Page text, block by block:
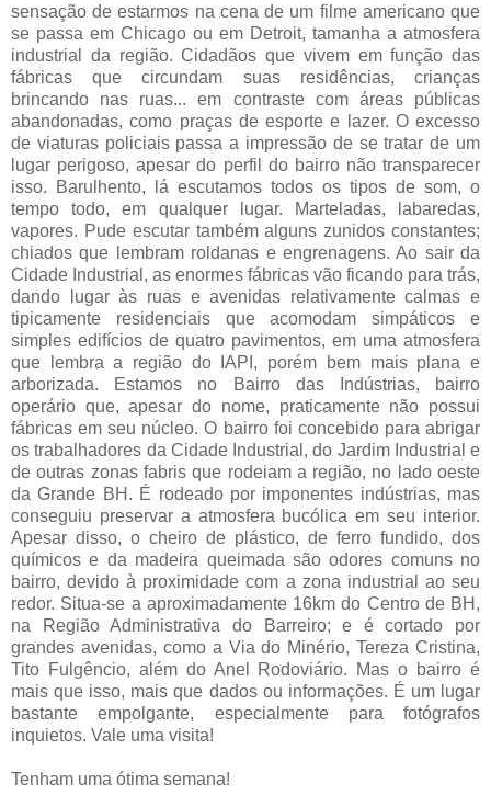
sensação de estarmos na cena de um filme americano que
se passa em Chicago ou em Detroit, tamanha a atmosfera
industrial da região. Cidadãos que vivem em função das
fábricas que circundam suas residências, crianças
brincando nas ruas... em contraste com áreas públicas
abandonadas, como praças de esporte e lazer. O excesso
de viaturas policiais passa a impressão de se tratar de um
lugar perigoso, apesar do perfil do bairro não transparecer
isso. Barulhento, lá escutamos todos os tipos de som, o
tempo todo, em qualquer lugar. Marteladas, labaredas,
vapores. Pude escutar também alguns zunidos constantes;
chiados que lembram roldanas e engrenagens. Ao sair da
Cidade Industrial, as enormes fábricas vão ficando para trás,
dando lugar às ruas e avenidas relativamente calmas e
tipicamente residenciais que acomodam simpáticos e
simples edifícios de quatro pavimentos, em uma atmosfera
que lembra a região do IAPI, porém bem mais plana e
arborizada. Estamos no Bairro das Indústrias, bairro
operário que, apesar do nome, praticamente não possui
fábricas em seu núcleo. O bairro foi concebido para abrigar
os trabalhadores da Cidade Industrial, do Jardim Industrial e
de outras zonas fabris que rodeiam a região, no lado oeste
da Grande BH. É rodeado por imponentes indústrias, mas
conseguiu preservar a atmosfera bucólica em seu interior.
Apesar disso, o cheiro de plástico, de ferro fundido, dos
químicos e da madeira queimada são odores comuns no
bairro, devido à proximidade com a zona industrial ao seu
redor. Situa-se a aproximadamente 16km do Centro de BH,
na Região Administrativa do Barreiro; e é cortado por
grandes avenidas, como a Via do Minério, Tereza Cristina,
Tito Fulgêncio, além do Anel Rodoviário. Mas o bairro é
mais que isso, mais que dados ou informações. É um lugar
bastante empolgante, especialmente para fotógrafos
inquietos. Vale uma visita!
Tenham uma ótima semana!